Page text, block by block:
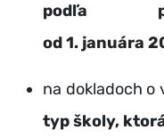
podľa
od 1. januára
na dokladoch o
typ školy,